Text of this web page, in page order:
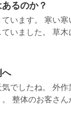
るのか？
います。 寒い
いました。 草
へ
でしたね。 外
整体のお客さ